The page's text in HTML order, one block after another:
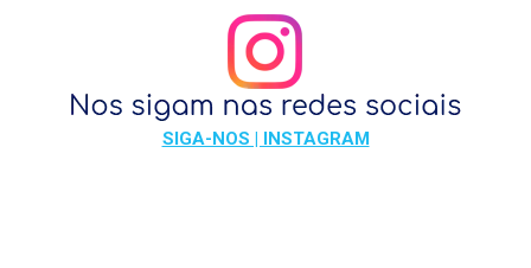
SIGA-NOS | INSTAGRAM